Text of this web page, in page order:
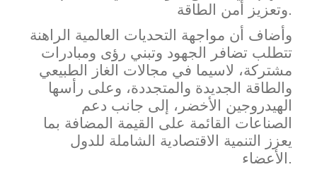
وتعزيز أمن الطاقة.
وأضاف أن مواجهة التحديات العالمية الراهنة
تتطلب تضافر الجهود وتبني رؤى ومبادرات
مشتركة، لاسيما في مجالات الغاز الطبيعي
والطاقة الجديدة والمتجددة، وعلى رأسها
الهيدروجين الأخضر، إلى جانب دعم
الصناعات القائمة على القيمة المضافة بما
يعزز التنمية الاقتصادية الشاملة للدول
الأعضاء.